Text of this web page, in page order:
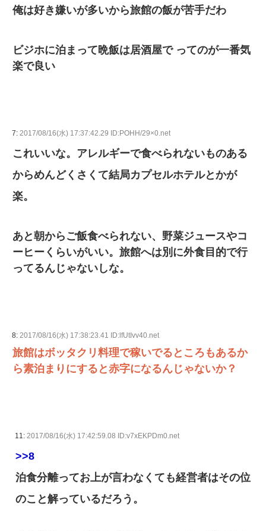
俺は好き嫌いが多いから旅館の飯が苦手だわ
ビジホに泊まって晩飯は居酒屋で ってのが一番気
楽で良い
7: 2017/08/16(水) 17:37:42.29 ID:POHH/29×0.net
これいいな。アレルギーで食べられないものある
からめんどくさくて結局カプセルホテルとかが
楽。
あと朝からご飯食べられない、野菜ジュースやコ
ーヒーくらいがいい。旅館へは別に外食目的で行
ってるんじゃないしな。
8: 2017/08/16(水) 17:38:23.41 ID:lfUtIvv40.net
旅館はボッタクリ料理で稼いでるところもあるか
ら素泊まりにすると赤字になるんじゃないか？
11: 2017/08/16(水) 17:42:59.08 ID:v7xEKPDm0.net
>>8
泊食分離ってお上が言わなくても経営者はその位
のこと解っているだろう。